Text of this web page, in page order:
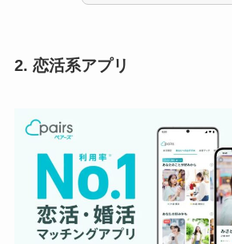
2. 恋活系アプリ